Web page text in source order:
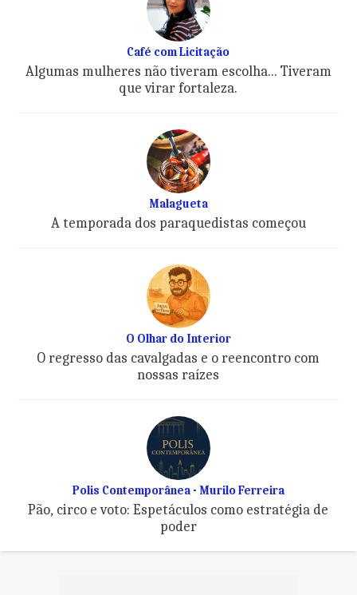
Café com Licitação
Algumas mulheres não tiveram escolha... Tiveram
que virar fortaleza.
Malagueta
A temporada dos paraquedistas começou
O Olhar do Interior
O regresso das cavalgadas e o reencontro com
nossas raízes
Polis Contemporânea - Murilo Ferreira
Pão, circo e voto: Espetáculos como estratégia de
poder